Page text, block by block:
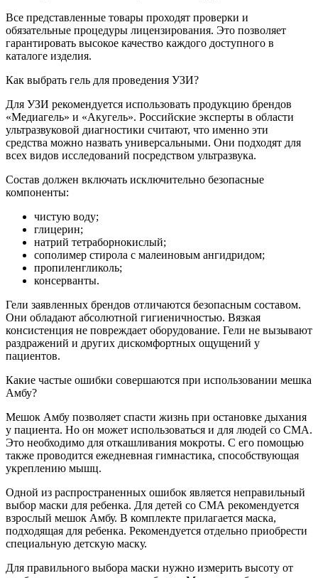
Все представленные товары проходят проверки и
обязательные процедуры лицензирования. Это позволяет
гарантировать высокое качество каждого доступного в
каталоге изделия.
Как выбрать гель для проведения УЗИ?
Для УЗИ рекомендуется использовать продукцию брендов
«Медиагель» и «Акугель». Российские эксперты в области
ультразвуковой диагностики считают, что именно эти
средства можно назвать универсальными. Они подходят для
всех видов исследований посредством ультразвука.
Состав должен включать исключительно безопасные
компоненты:
чистую воду;
глицерин;
натрий тетраборнокислый;
сополимер стирола с малеиновым ангидридом;
пропиленгликоль;
консерванты.
Гели заявленных брендов отличаются безопасным составом.
Они обладают абсолютной гигиеничностью. Вязкая
консистенция не повреждает оборудование. Гели не вызывают
раздражений и других дискомфортных ощущений у
пациентов.
Какие частые ошибки совершаются при использовании мешка
Амбу?
Мешок Амбу позволяет спасти жизнь при остановке дыхания
у пациента. Но он может использоваться и для людей со СМА.
Это необходимо для откашливания мокроты. С его помощью
также проводится ежедневная гимнастика, способствующая
укреплению мышц.
Одной из распространенных ошибок является неправильный
выбор маски для ребенка. Для детей со СМА рекомендуется
взрослый мешок Амбу. В комплекте прилагается маска,
подходящая для ребенка. Рекомендуется отдельно приобрести
специальную детскую маску.
Для правильного выбора маски нужно измерить высоту от